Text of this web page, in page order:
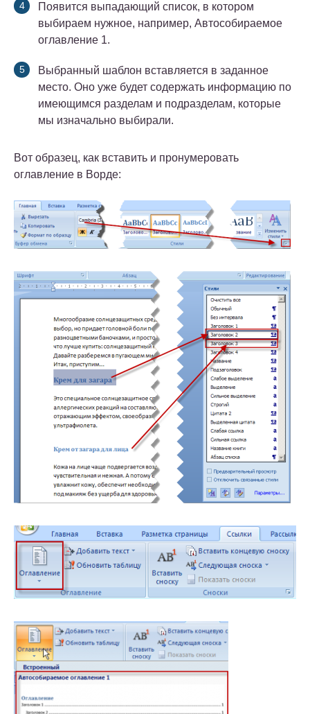
Появится выпадающий список, в котором
выбираем нужное, например, Автособираемое
оглавление 1.
Выбранный шаблон вставляется в заданное
место. Оно уже будет содержать информацию по
имеющимся разделам и подразделам, которые
мы изначально выбирали.
Вот образец, как вставить и пронумеровать
оглавление в Ворде: